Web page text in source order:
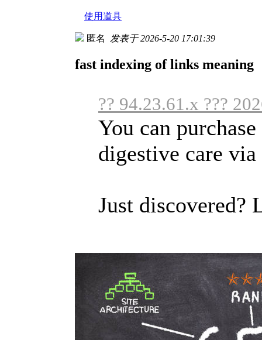
使用道具
匿名 发表于 2026-5-20 17:01:39
fast indexing of links meaning
?? 94.23.61.x ???
You can
digestive care
Just discovered?